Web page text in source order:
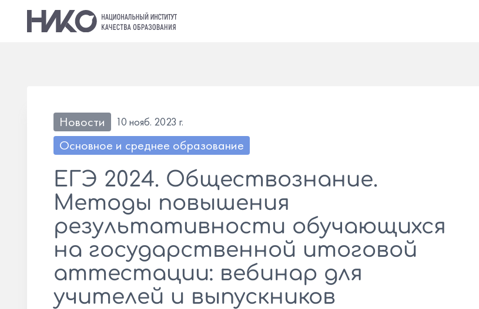
Новости 10 нояб. 2023 г.
Основное и среднее образование
ЕГЭ 2024. Обществознание.
Методы повышения
результативности обучающихся
на государственной итоговой
аттестации: вебинар для
учителей и выпускников